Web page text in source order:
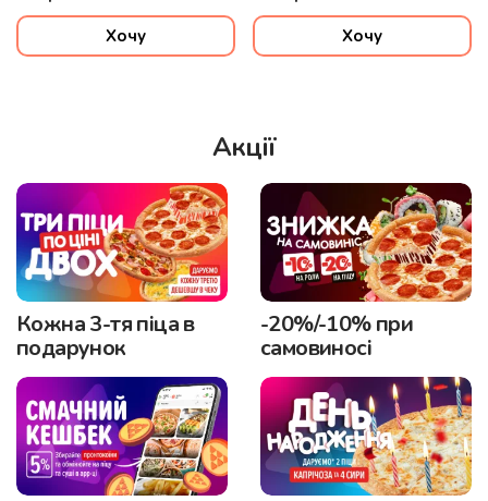
Хочу
Хочу
Акції
Кожна 3-тя піца в
подарунок
-20%/-10% при
самовиносі